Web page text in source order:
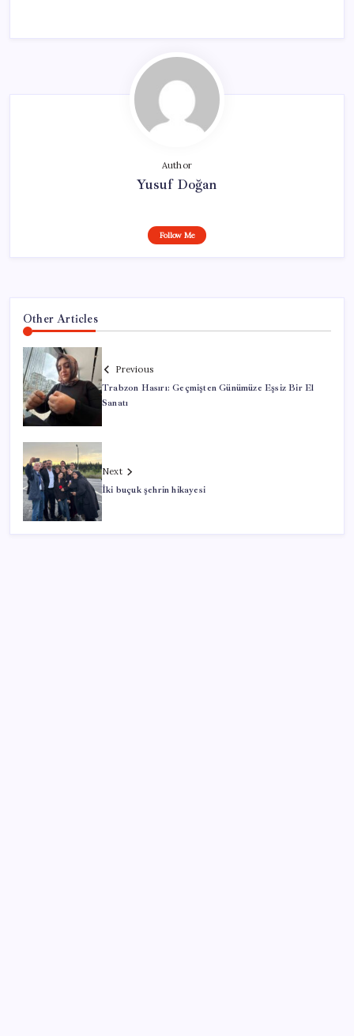
Author
Yusuf Doğan
Follow Me
Other Articles
Previous
Trabzon Hasırı: Geçmişten Günümüze Eşsiz Bir El
Sanatı
Next
İki buçuk şehrin hikayesi